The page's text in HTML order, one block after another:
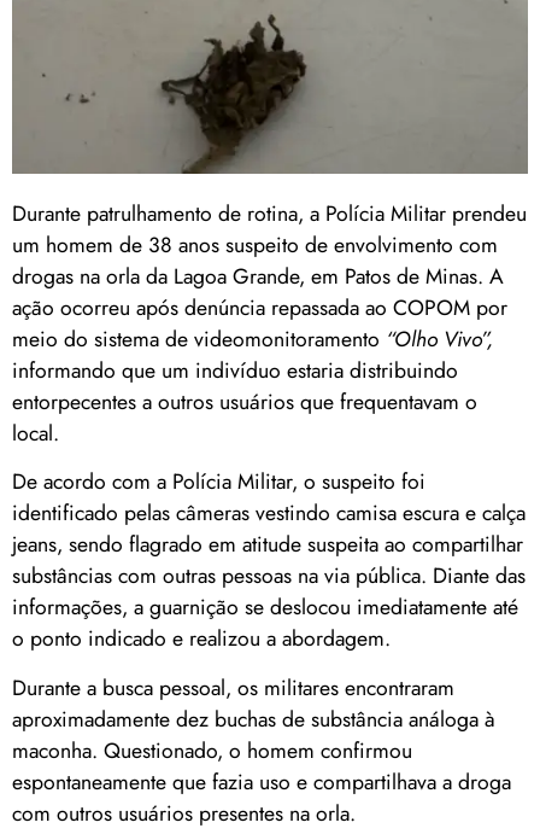
Durante patrulhamento de rotina, a Polícia Militar prendeu
um homem de 38 anos suspeito de envolvimento com
drogas na orla da Lagoa Grande, em Patos de Minas. A
ação ocorreu após denúncia repassada ao COPOM por
meio do sistema de videomonitoramento “Olho Vivo”,
informando que um indivíduo estaria distribuindo
entorpecentes a outros usuários que frequentavam o
local.
De acordo com a Polícia Militar, o suspeito foi
identificado pelas câmeras vestindo camisa escura e calça
jeans, sendo flagrado em atitude suspeita ao compartilhar
substâncias com outras pessoas na via pública. Diante das
informações, a guarnição se deslocou imediatamente até
o ponto indicado e realizou a abordagem.
Durante a busca pessoal, os militares encontraram
aproximadamente dez buchas de substância análoga à
maconha. Questionado, o homem confirmou
espontaneamente que fazia uso e compartilhava a droga
com outros usuários presentes na orla.